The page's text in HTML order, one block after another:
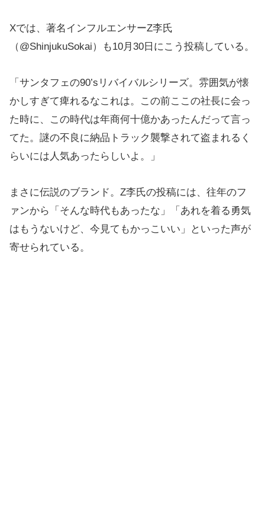
Xでは、著名インフルエンサーZ李氏
（@ShinjukuSokai）も10月30日にこう投稿している。
「サンタフェの90’sリバイバルシリーズ。雰囲気が懐
かしすぎて痺れるなこれは。この前ここの社長に会っ
た時に、この時代は年商何十億かあったんだって言っ
てた。謎の不良に納品トラック襲撃されて盗まれるく
らいには人気あったらしいよ。」
まさに伝説のブランド。Z李氏の投稿には、往年のフ
ァンから「そんな時代もあったな」「あれを着る勇気
はもうないけど、今見てもかっこいい」といった声が
寄せられている。